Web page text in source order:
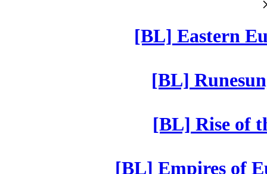
[BL] Eastern
[BL]
[BL] Rise of
[BL] Empires of